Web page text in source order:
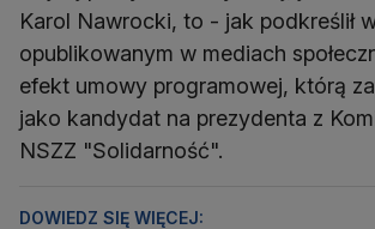
Karol Nawrocki, to - jak podkreślił
opublikowanym w mediach
efekt umowy programowej, którą
jako kandydat na prezydenta z
NSZZ "Solidarność".
DOWIEDZ SIĘ WIĘCEJ: